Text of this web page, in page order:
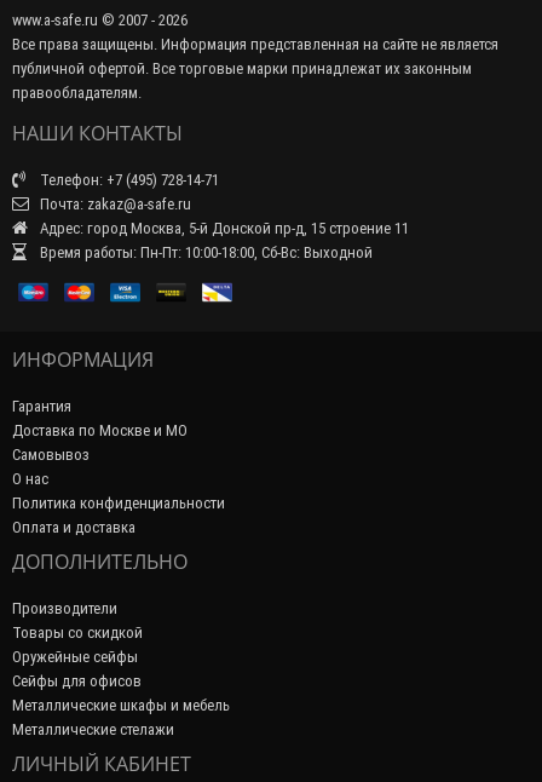
www.a-safe.ru © 2007 - 2026
Все права защищены. Информация представленная на сайте не является
публичной офертой. Все торговые марки принадлежат их законным
правообладателям.
НАШИ КОНТАКТЫ
Телефон: +7 (495) 728-14-71
Почта: zakaz@a-safe.ru
Адрес: город Москва, 5-й Донской пр-д, 15 строение 11
Время работы: Пн-Пт: 10:00-18:00, Сб-Вс: Выходной
ИНФОРМАЦИЯ
Гарантия
Доставка по Москве и МО
Самовывоз
О нас
Политика конфиденциальности
Оплата и доставка
ДОПОЛНИТЕЛЬНО
Производители
Товары со скидкой
Оружейные сейфы
Сейфы для офисов
Металлические шкафы и мебель
Металлические стелажи
ЛИЧНЫЙ КАБИНЕТ